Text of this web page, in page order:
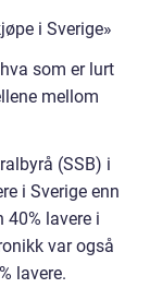
i Sverige»
som er lurt
mellom
(SSB) i
i Sverige enn
lavere i
var også
lavere.